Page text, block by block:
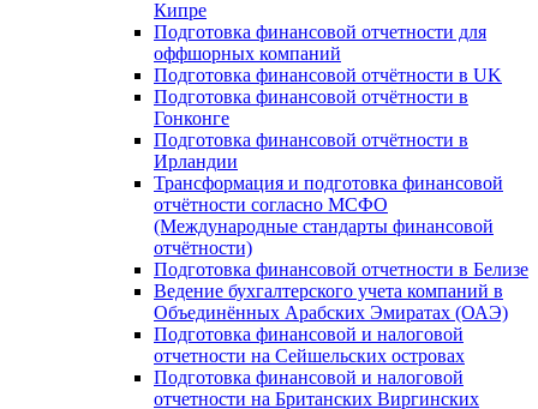
Кипре
Подготовка финансовой отчетности для
оффшорных компаний
Подготовка финансовой отчётности в UK
Подготовка финансовой отчётности в
Гонконге
Подготовка финансовой отчётности в
Ирландии
Трансформация и подготовка финансовой
отчётности согласно МСФО
(Международные стандарты финансовой
отчётности)
Подготовка финансовой отчетности в Белизе
Ведение бухгалтерского учета компаний в
Объединённых Арабских Эмиратах (ОАЭ)
Подготовка финансовой и налоговой
отчетности на Сейшельских островах
Подготовка финансовой и налоговой
отчетности на Британских Виргинских